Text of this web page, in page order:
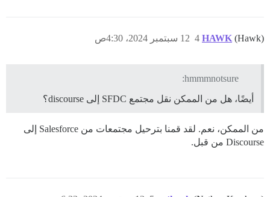
HAWK (Hawk) 12 سبتمبر 2024، 4:30ص 4
hmmmnotsure:
أيضًا، هل من الممكن نقل مجتمع SFDC إلى discourse؟
من الممكن، نعم. لقد قمنا بترحيل مجتمعات من Salesforce إلى
Discourse من قبل.